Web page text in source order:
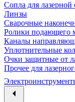
Сопла для лазерной
Линзы
Сварочные
Ролики подающего
Каналы
Уплотнительные
Очки защитные от
Прочее для